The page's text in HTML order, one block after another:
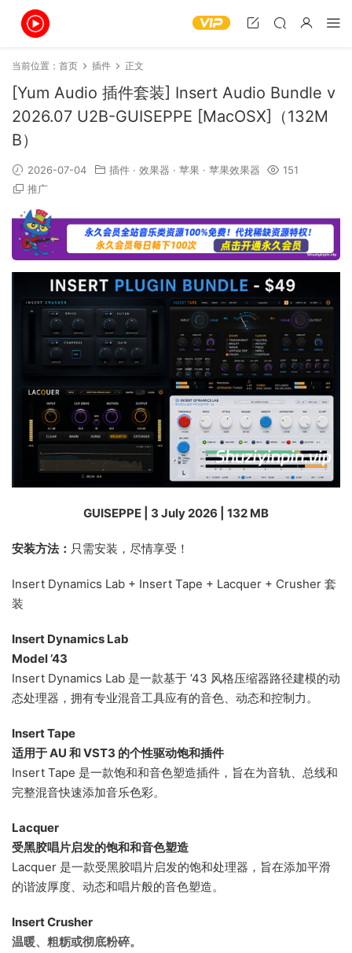
当前位置： 首页 插件 正文
[Yum Audio 插件套装] Insert Audio Bundle v
2026.07 U2B-GUISEPPE [MacOSX]（132M
B）
2026-07-04 插件 · 效果器 · 苹果 · 苹果效果器
151
推广
GUISEPPE | 3 July 2026 | 132 MB
安装方法： 只需安装，尽情享受！
Insert Dynamics Lab + Insert Tape + Lacquer + Crusher 套
装
Insert Dynamics Lab
Model ’43
Insert Dynamics Lab 是一款基于 ’43 风格压缩器路径建模的动
态处理器，拥有专业混音工具应有的音色、动态和控制力。
Insert Tape
适用于 AU 和 VST3 的个性驱动饱和插件
Insert Tape 是一款饱和和音色塑造插件，旨在为音轨、总线和
完整混音快速添加音乐色彩。
Lacquer
受黑胶唱片启发的饱和和音色塑造
Lacquer 是一款受黑胶唱片启发的饱和处理器，旨在添加平滑
的谐波厚度、动态和唱片般的音色塑造。
Insert Crusher
温暖、粗粝或彻底粉碎。